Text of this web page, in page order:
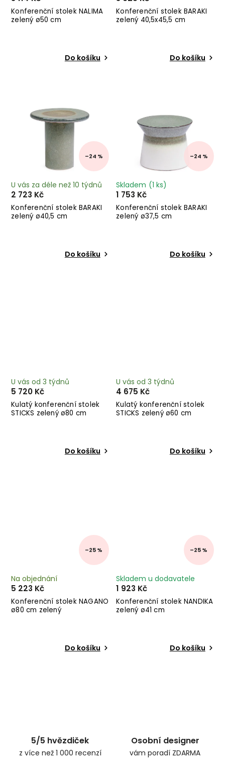
Konferenční stolek NALIMA
zelený ø50 cm
Do košíku
Konferenční stolek BARAKI
zelený 40,5x45,5 cm
Do košíku
–24 %
Konferenční stolek BARAKI
zelený ø40,5 cm
U vás za déle než 10 týdnů
2 723 Kč
Do košíku
–24 %
Konferenční stolek BARAKI
zelený ø37,5 cm
Skladem (1 ks)
1 753 Kč
Do košíku
Kulatý konferenční stolek
STICKS zelený ø80 cm
U vás od 3 týdnů
5 720 Kč
Do košíku
Kulatý konferenční stolek
STICKS zelený ø60 cm
U vás od 3 týdnů
4 675 Kč
Do košíku
–25 %
Konferenční stolek NAGANO
ø80 cm zelený
Na objednání
5 223 Kč
Do košíku
–25 %
Konferenční stolek NANDIKA
zelený ø41 cm
Skladem u dodavatele
1 923 Kč
Do košíku
5/5 hvězdiček
z více než 1 000 recenzí
Osobní designer
vám poradí ZDARMA